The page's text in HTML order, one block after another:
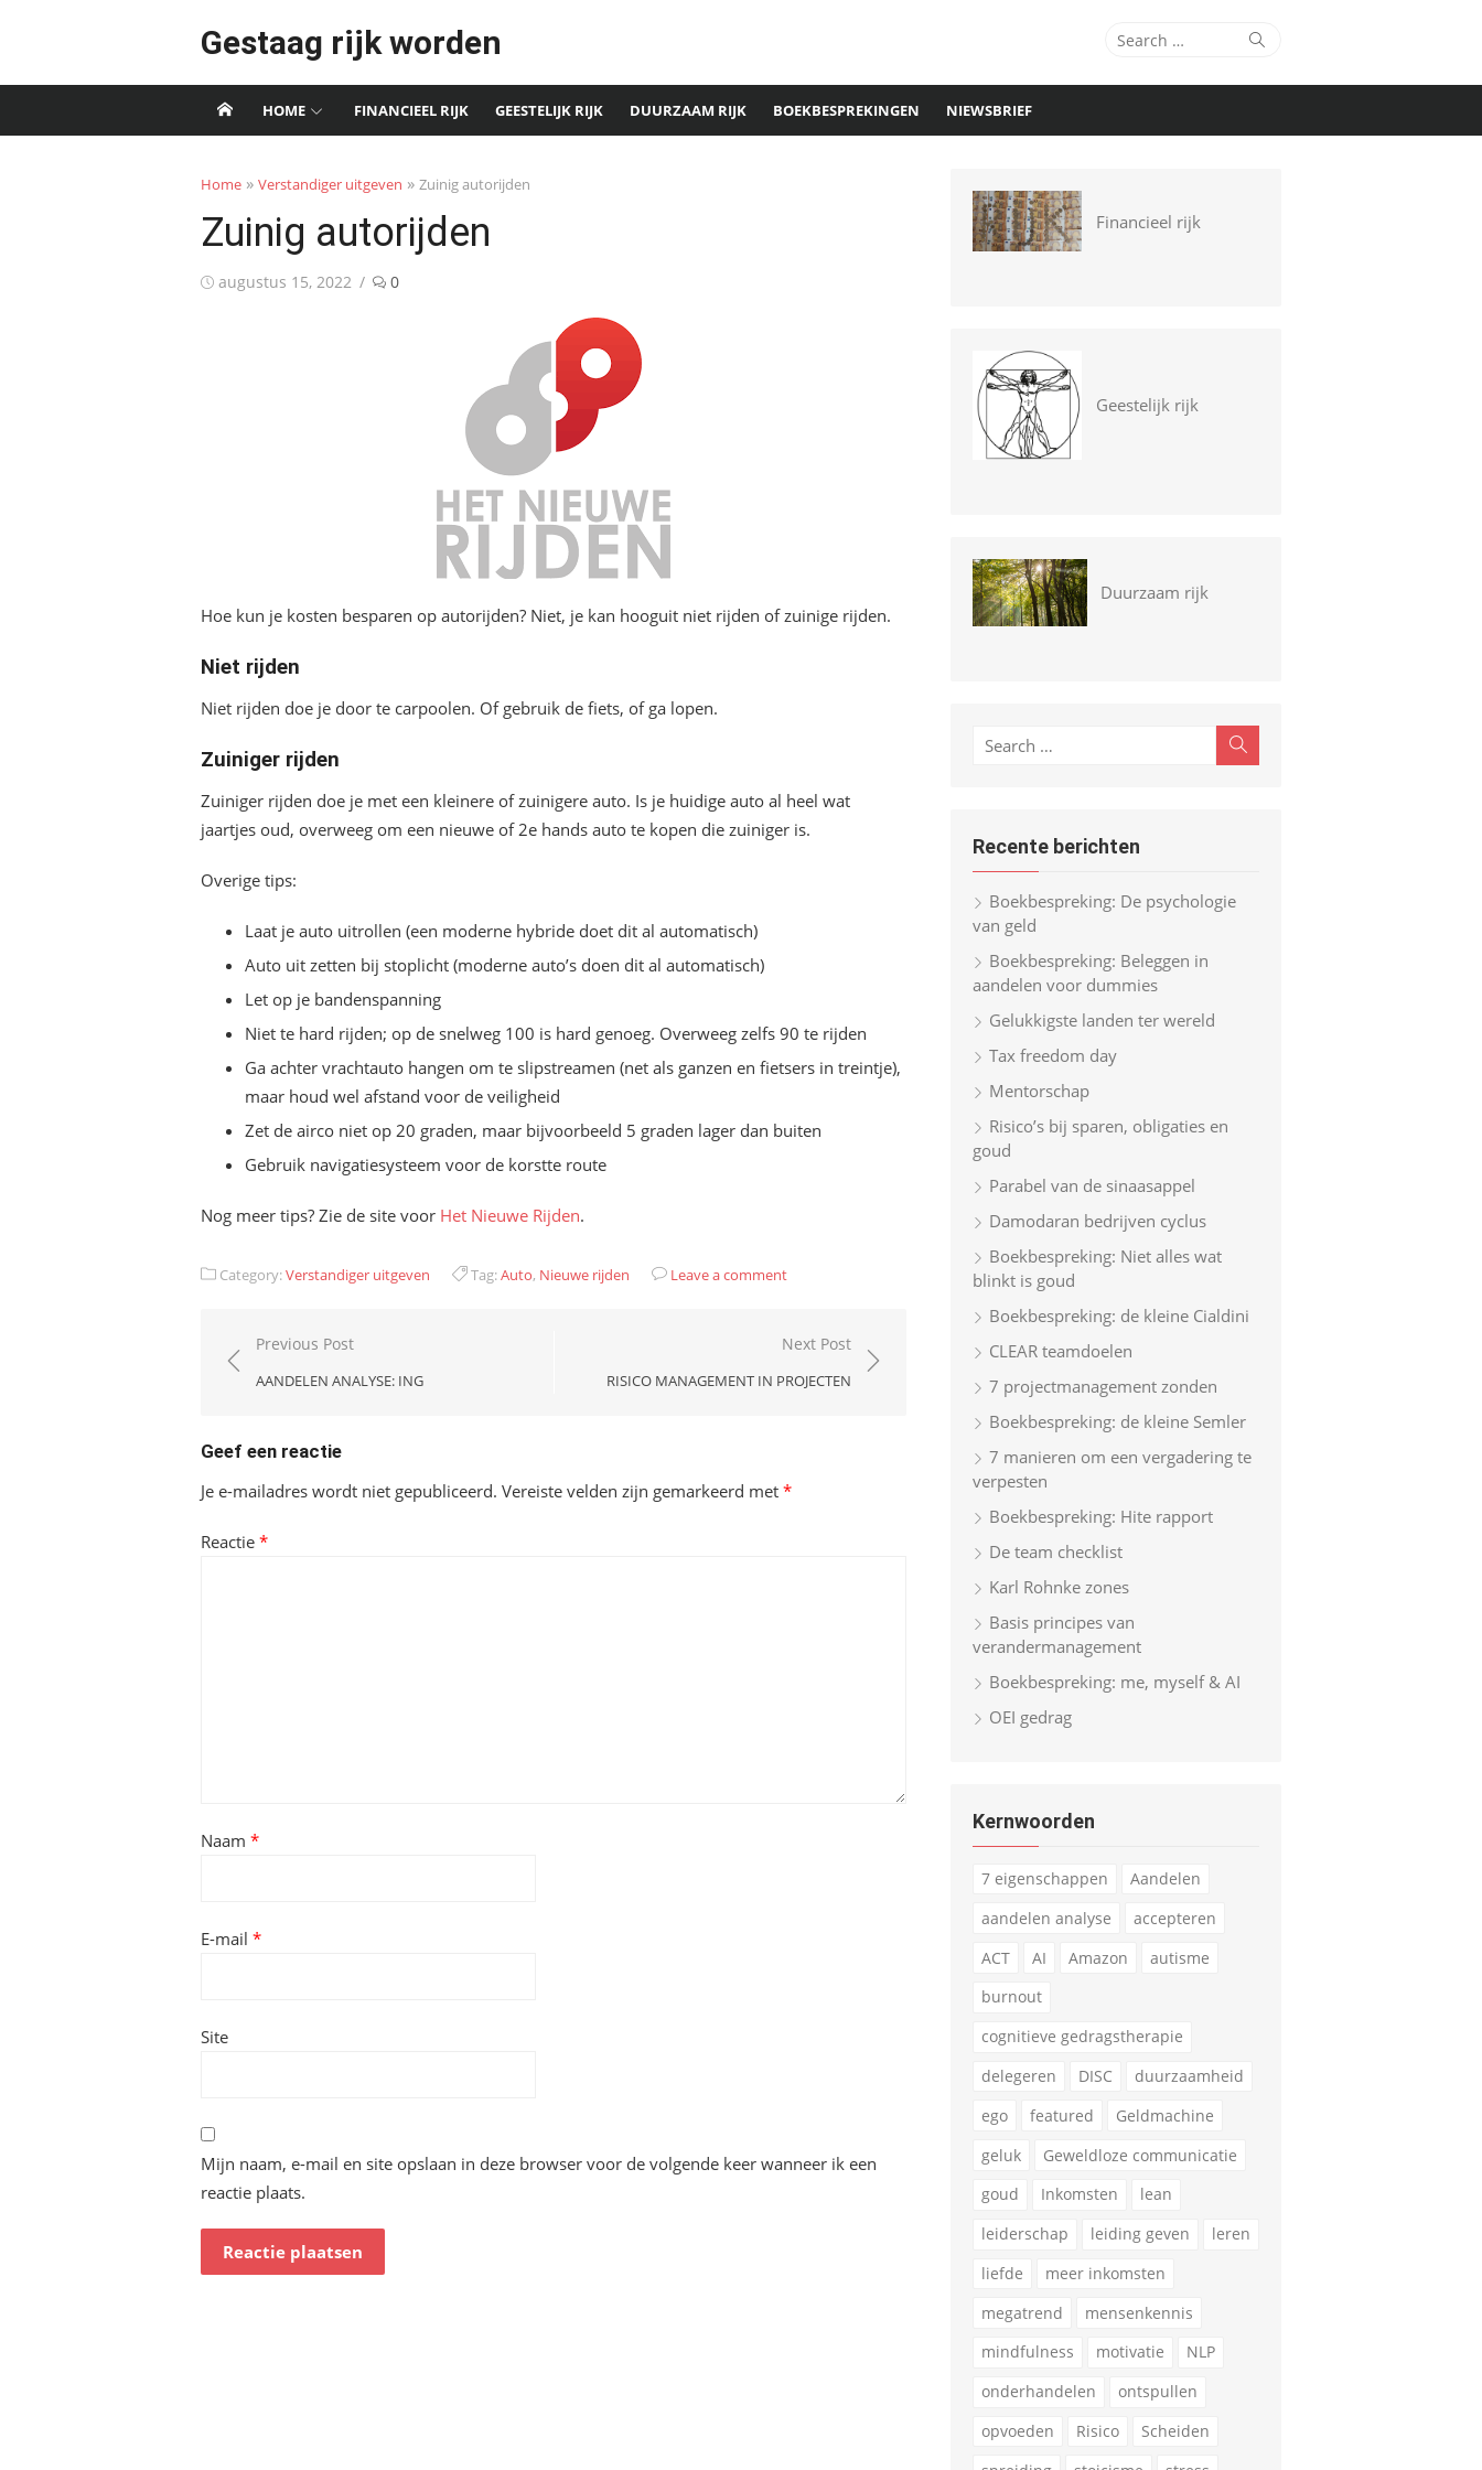
Gestaag rijk worden
Search
Search
HOME FINANCIEEL RIJK GEESTELIJK RIJK DUURZAAM RIJK BOEKBESPREKINGEN NIEWSBRIEF
Home » Verstandiger uitgeven » Zuinig autorijden
Zuinig autorijden
Posted
augustus 15, 2022 0
Hoe kun je kosten besparen op autorijden? Niet, je kan hooguit niet rijden of zuinige rijden.
Niet rijden
Niet rijden doe je door te carpoolen. Of gebruik de fiets, of ga lopen.
Zuiniger rijden
Zuiniger rijden doe je met een kleinere of zuinigere auto. Is je huidige auto al heel wat
jaartjes oud, overweeg om een nieuwe of 2e hands auto te kopen die zuiniger is.
Overige tips:
Laat je auto uitrollen (een moderne hybride doet dit al automatisch)
Auto uit zetten bij stoplicht (moderne auto’s doen dit al automatisch)
Let op je bandenspanning
Niet te hard rijden; op de snelweg 100 is hard genoeg. Overweeg zelfs 90 te rijden
Ga achter vrachtauto hangen om te slipstreamen (net als ganzen en fietsers in treintje),
maar houd wel afstand voor de veiligheid
Zet de airco niet op 20 graden, maar bijvoorbeeld 5 graden lager dan buiten
Gebruik navigatiesysteem voor de korstte route
Nog meer tips? Zie de site voor Het Nieuwe Rijden.
Category:Verstandiger uitgeven Tag:Auto, Nieuwe rijden Leave a comment
Bericht
navigatie
Previous Post
AANDELEN ANALYSE: ING
Next Post
RISICO MANAGEMENT IN PROJECTEN
Geef een reactie
Je e-mailadres wordt niet gepubliceerd. Vereiste velden zijn gemarkeerd met *
Reactie *
Naam *
E-mail *
Site
Mijn naam, e-mail en site opslaan in deze browser voor de volgende keer wanneer ik een
reactie plaats.
Financieel rijk
Geestelijk rijk
Duurzaam rijk
Search
Recente berichten
Boekbespreking: De psychologie
van geld
Boekbespreking: Beleggen in
aandelen voor dummies
Gelukkigste landen ter wereld
Tax freedom day
Mentorschap
Risico’s bij sparen, obligaties en
goud
Parabel van de sinaasappel
Damodaran bedrijven cyclus
Boekbespreking: Niet alles wat
blinkt is goud
Boekbespreking: de kleine Cialdini
CLEAR teamdoelen
7 projectmanagement zonden
Boekbespreking: de kleine Semler
7 manieren om een vergadering te
verpesten
Boekbespreking: Hite rapport
De team checklist
Karl Rohnke zones
Basis principes van
verandermanagement
Boekbespreking: me, myself & AI
OEI gedrag
Kernwoorden
7 eigenschappen
Aandelen
aandelen analyse
accepteren
ACT
AI Amazon
autisme
burnout
cognitieve gedragstherapie
delegeren
DISC
duurzaamheid
ego
featured
Geldmachine
geluk
Geweldloze communicatie
goud
Inkomsten
lean
leiderschap
leiding geven
leren
liefde
meer inkomsten
megatrend
mensenkennis
mindfulness
motivatie
NLP
onderhandelen
ontspullen
opvoeden
Risico
Scheiden